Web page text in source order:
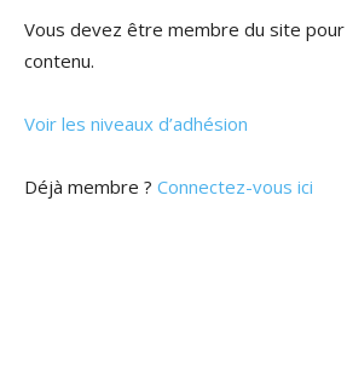
Vous devez être membre du site pour
contenu.
Voir les niveaux d’adhésion
Déjà membre ? Connectez-vous ici